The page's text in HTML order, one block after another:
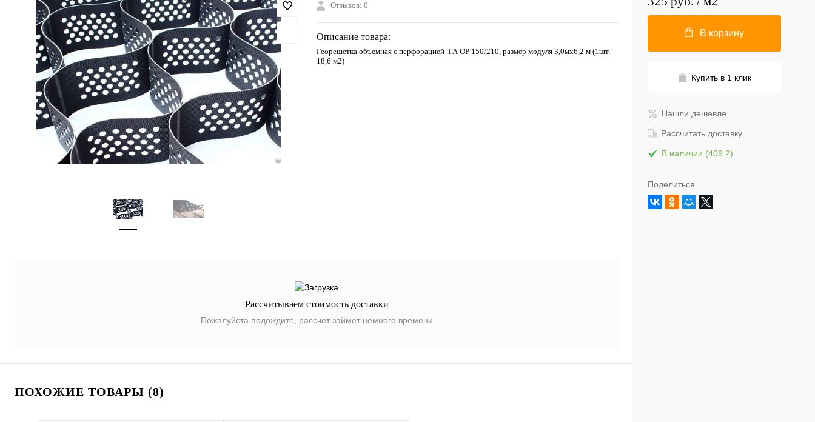
Отзывов: 0
Описание товара:
Георешетка объемная с перфорацией ГА ОР 150/210, размер модуля 3,0мх6,2 м (1шт. =
18,6 м2)
Рассчитываем стоимость доставки
Пожалуйста подождите, рассчет займет немного времени
ПОХОЖИЕ ТОВАРЫ (8)
В корзину
Купить в 1 клик
Нашли дешевле
Рассчитать доставку
В наличии (409.2)
Поделиться